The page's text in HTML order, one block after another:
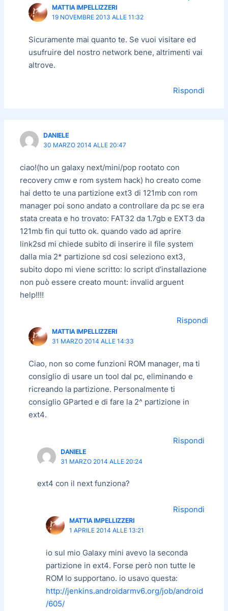
MATTIA IMPELLIZZERI
19 NOVEMBRE 2013 ALLE 11:32
Sicuramente mai quanto te. Se vuoi visitare ed
usufruire del nostro network bene, altrimenti vai
altrove.
Rispondi
DANIELE
30 MARZO 2014 ALLE 20:47
ciao!(ho un galaxy next/mini/pop rootato con
recovery cmw e rom system hack) ho creato come
hai detto te una partizione ext3 di 121mb con rom
manager poi sono andato a controllare da pc se era
stata creata e ho trovato: FAT32 da 1.7gb e EXT3 da
121mb fin qui tutto ok. quando vado ad aprire
link2sd mi chiede subito di inserire il file system
dalla mia 2* partizione sd cosi seleziono ext3,
subito dopo mi viene scritto: lo script d’installazione
non può essere creato mount: invalid arguent
help!!!!
Rispondi
MATTIA IMPELLIZZERI
31 MARZO 2014 ALLE 14:33
Ciao, non so come funzioni ROM manager, ma ti
consiglio di usare un tool dal pc, eliminando e
ricreando la partizione. Personalmente ti
consiglio GParted e di fare la 2^ partizione in
ext4.
Rispondi
DANIELE
31 MARZO 2014 ALLE 20:24
ext4 con il next funziona?
Rispondi
MATTIA IMPELLIZZERI
1 APRILE 2014 ALLE 13:21
io sul mio Galaxy mini avevo la seconda
partizione in ext4. Forse però non tutte le
ROM lo supportano. io usavo questa:
http://jenkins.androidarmv6.org/job/android
/605/